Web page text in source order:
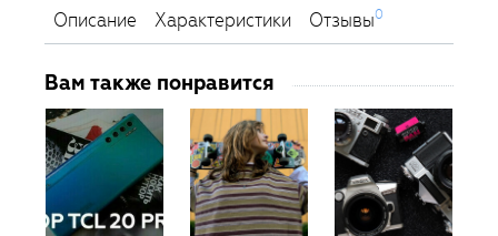
Описание Характеристики Отзывы0
Вам также понравится